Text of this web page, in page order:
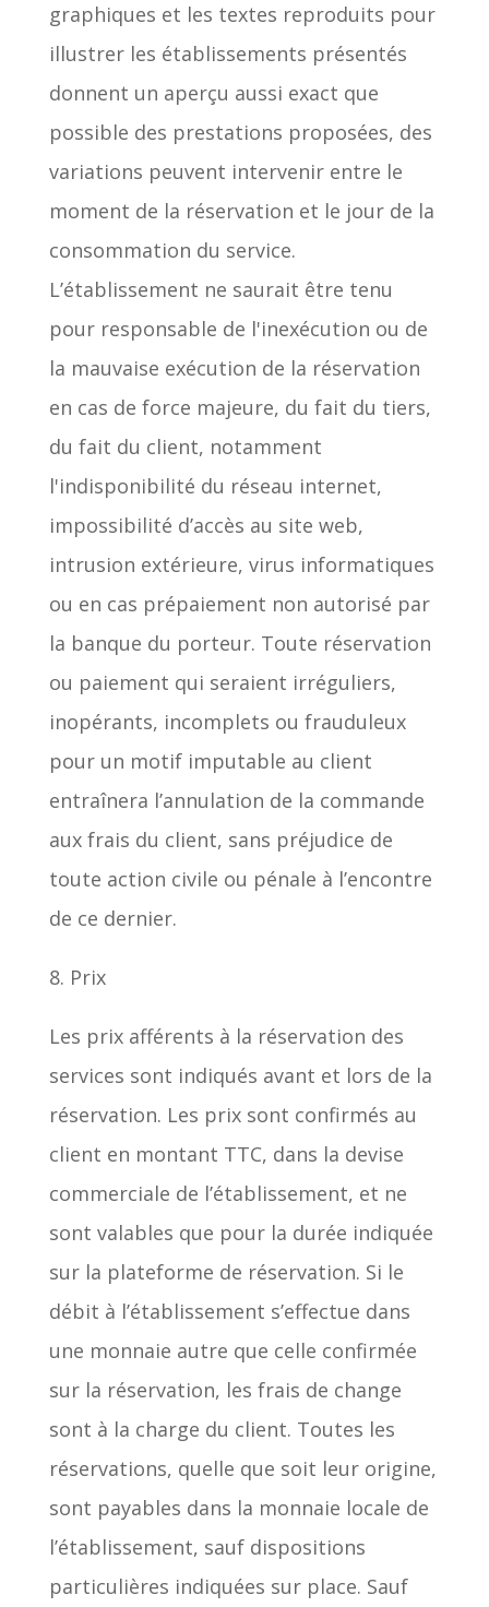
graphiques et les textes reproduits pour
illustrer les établissements présentés
donnent un aperçu aussi exact que
possible des prestations proposées, des
variations peuvent intervenir entre le
moment de la réservation et le jour de la
consommation du service.
L’établissement ne saurait être tenu
pour responsable de l'inexécution ou de
la mauvaise exécution de la réservation
en cas de force majeure, du fait du tiers,
du fait du client, notamment
l'indisponibilité du réseau internet,
impossibilité d’accès au site web,
intrusion extérieure, virus informatiques
ou en cas prépaiement non autorisé par
la banque du porteur. Toute réservation
ou paiement qui seraient irréguliers,
inopérants, incomplets ou frauduleux
pour un motif imputable au client
entraînera l’annulation de la commande
aux frais du client, sans préjudice de
toute action civile ou pénale à l’encontre
de ce dernier.
8. Prix
Les prix afférents à la réservation des
services sont indiqués avant et lors de la
réservation. Les prix sont confirmés au
client en montant TTC, dans la devise
commerciale de l’établissement, et ne
sont valables que pour la durée indiquée
sur la plateforme de réservation. Si le
débit à l’établissement s’effectue dans
une monnaie autre que celle confirmée
sur la réservation, les frais de change
sont à la charge du client. Toutes les
réservations, quelle que soit leur origine,
sont payables dans la monnaie locale de
l’établissement, sauf dispositions
particulières indiquées sur place. Sauf